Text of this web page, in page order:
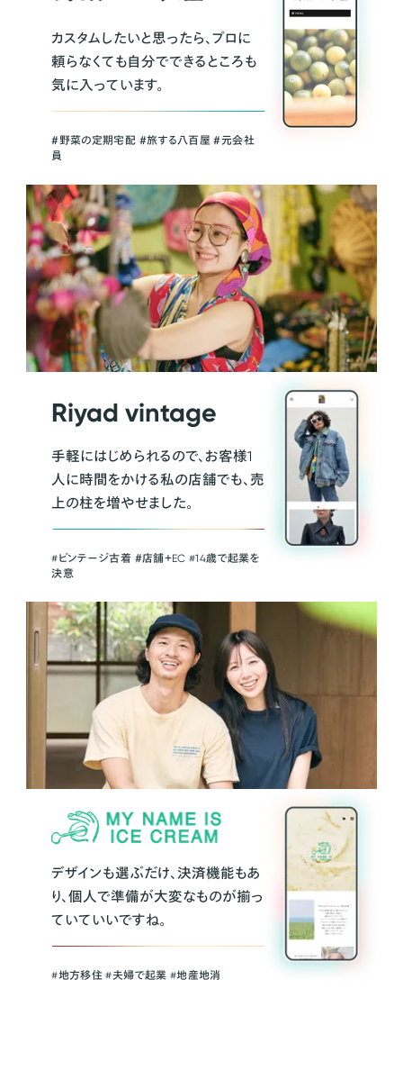
カスタムしたいと思ったら、プロに
頼らなくても自分でできるところも
気に入っています。
＃野菜の定期宅配 ＃旅する八百屋 ＃元会社
員
Riyad vintage
手軽にはじめられるので、お客様1
人に時間をかける私の店舗でも、売
上の柱を増やせました。
#ビンテージ古着 ＃店舗＋EC #14歳で起業を
決意
デザインも選ぶだけ、決済機能もあ
り、個人で準備が大変なものが揃っ
ていていいですね。
#地方移住 #夫婦で起業 #地産地消